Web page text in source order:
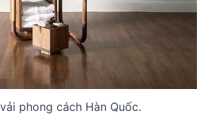
phong cách Hàn Quốc.